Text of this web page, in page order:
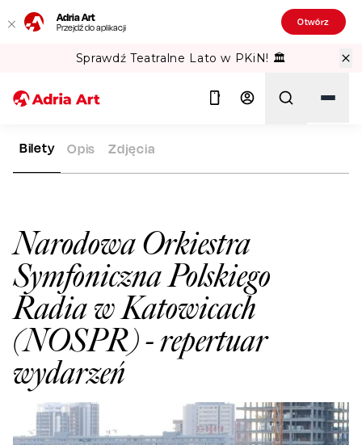
Adria Art
Przejdź do aplikacji Otwórz
Sprawdź Teatralne Lato w PKiN! 🏛️
ADRIA ART SALE WIDOWISKOWE
Narodowa Orkiestra
Symfoniczna Polskiego
Radia w Katowicach
(NOSPR)- repertuar
wydarzeń
Bilety Opis Zdjęcia